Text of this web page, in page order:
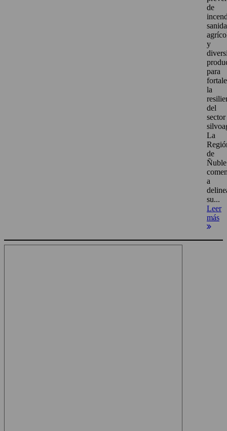
de
y
para
la
del
sector
La
de
Ñuble
a
su...
Leer
más